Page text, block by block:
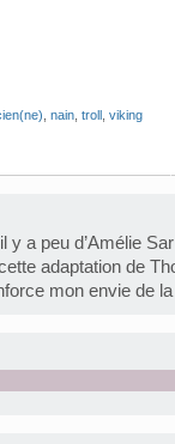
nain troll viking
y a peu d’Amélie
adaptation de
mon envie de